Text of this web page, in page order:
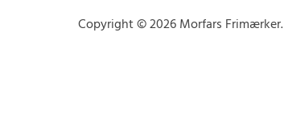
Copyright © 2026 Morfars Frimærker.